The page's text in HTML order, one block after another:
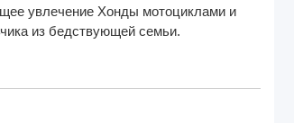
увлечение Хонды мотоциклами и
из бедствующей семьи.